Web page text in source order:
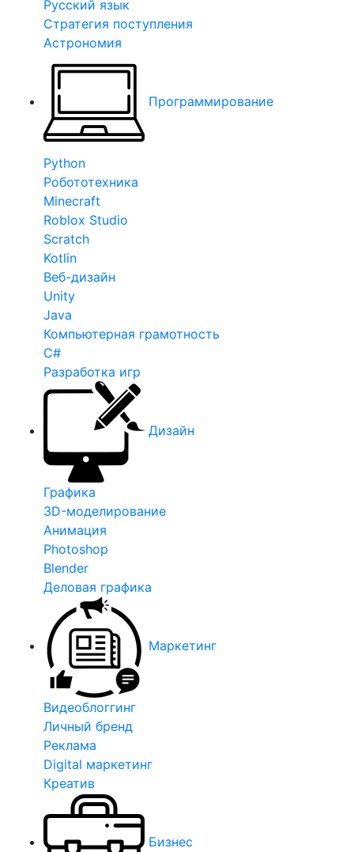
Русский язык
Стратегия поступления
Астрономия
Программирование
Python
Робототехника
Minecraft
Roblox Studio
Scratch
Kotlin
Веб-дизайн
Unity
Java
Компьютерная грамотность
C#
Разработка игр
Дизайн
Графика
3D-моделирование
Анимация
Photoshop
Blender
Деловая графика
Маркетинг
Видеоблоггинг
Личный бренд
Реклама
Digital маркетинг
Креатив
Бизнес